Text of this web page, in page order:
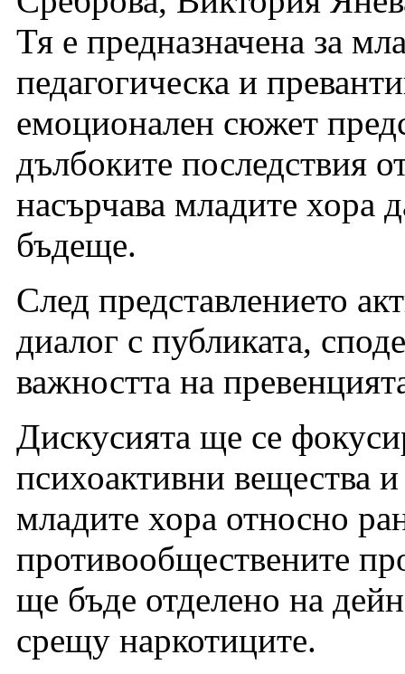
Тя е предназначена за
педагогическа и
емоционален сюжет
дълбоките последствия
насърчава младите хора
бъдеще.
След представлението
диалог с публиката,
важността на
Дискусията ще се
психоактивни вещества
младите хора относно
противообществените
ще бъде отделено на
срещу наркотиците.